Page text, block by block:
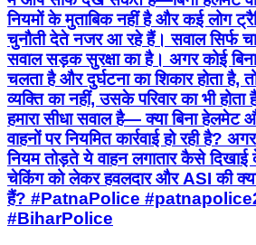
नियमों के मुताबिक नहीं है और कई लोग
चुनौती देते नजर आ रहे हैं। सवाल सिर्फ
सवाल सड़क सुरक्षा का है। अगर कोई
चलता है और दुर्घटना का शिकार होता है,
व्यक्ति का नहीं, उसके परिवार का भी
हमारा सीधा सवाल है— क्या बिना हेलमेट
वाहनों पर नियमित कार्रवाई हो रही है?
नियम तोड़ते ये वाहन लगातार कैसे
चेकिंग को लेकर हवलदार और ASI की
हैं? #PatnaPolice
#BiharPolice